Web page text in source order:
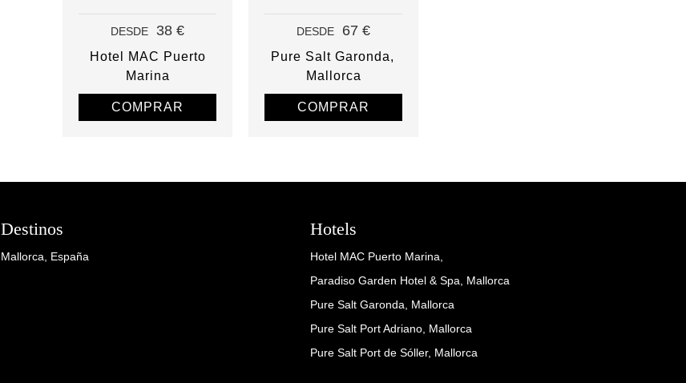
DESDE 38 €
Hotel MAC Puerto
Marina
COMPRAR
DESDE 67 €
Pure Salt Garonda
Mallorca
COMPRAR
Destinos
Mallorca, España
Hotels
Hotel MAC Puerto Marina,
Paradiso Garden Hotel & Spa, Mallorca
Pure Salt Garonda, Mallorca
Pure Salt Port Adriano, Mallorca
Pure Salt Port de Sóller, Mallorca